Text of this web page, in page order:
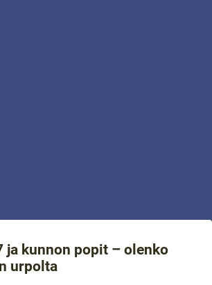
ja kunnon popit – olenko
urpolta